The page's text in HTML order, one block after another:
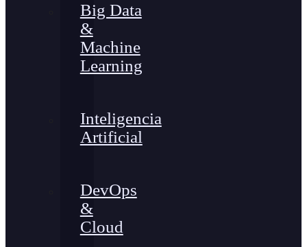
Big Data
&
Machine
Learning
Inteligencia
Artificial
DevOps
&
Cloud